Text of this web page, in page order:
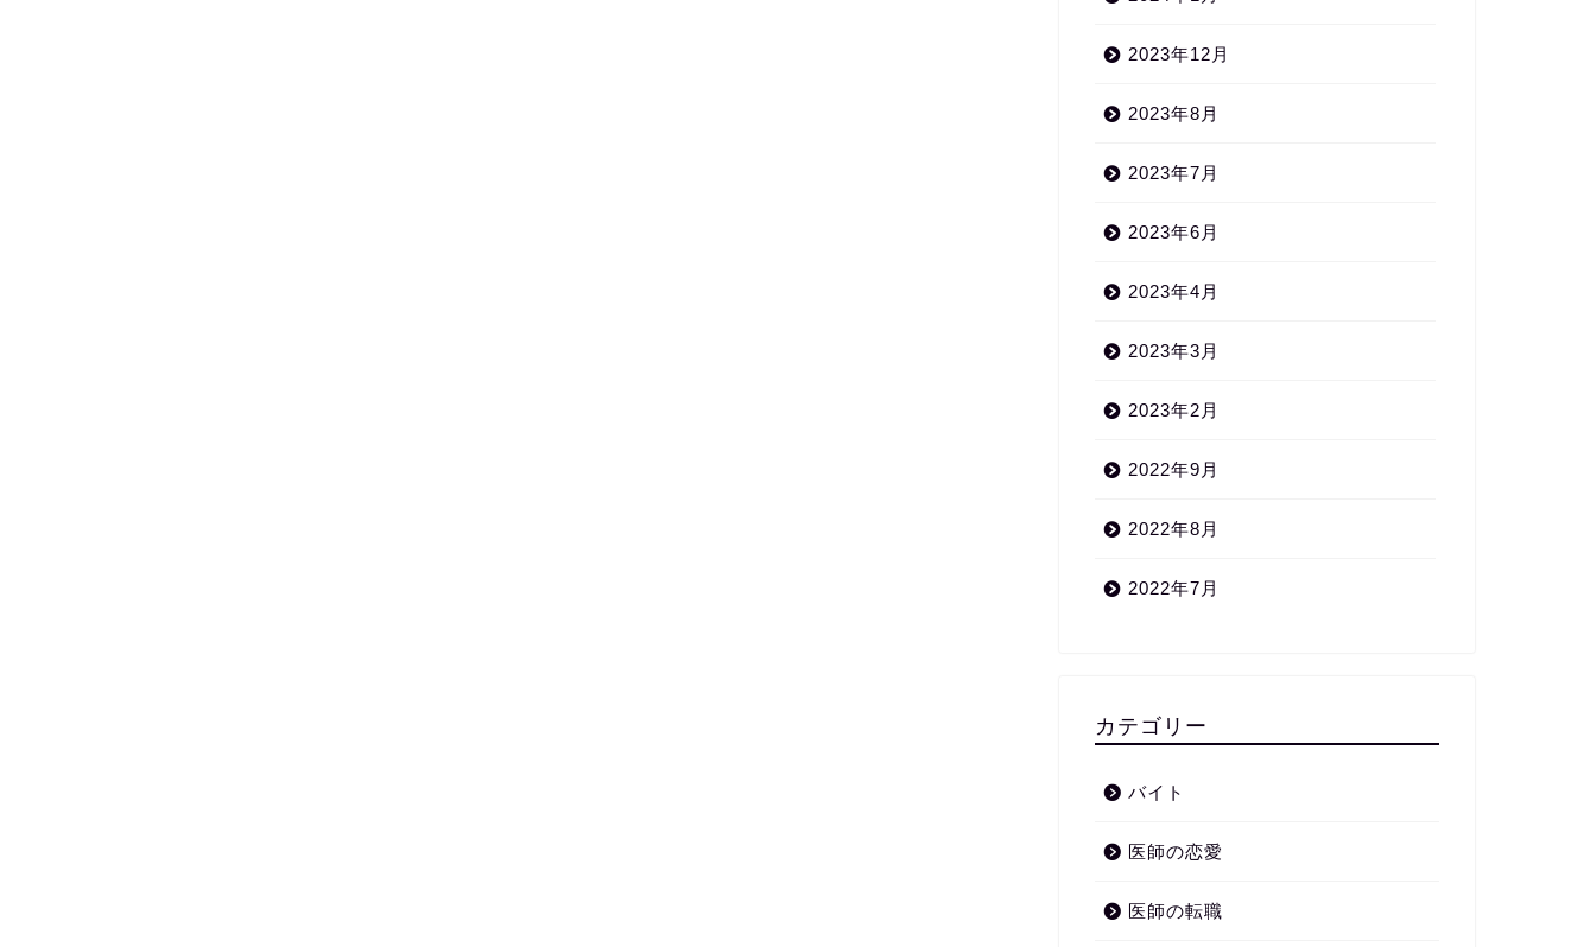
2023年12月
2023年8月
2023年7月
2023年6月
2023年4月
2023年3月
2023年2月
2022年9月
2022年8月
2022年7月
カテゴリー
バイト
医師の恋愛
医師の転職